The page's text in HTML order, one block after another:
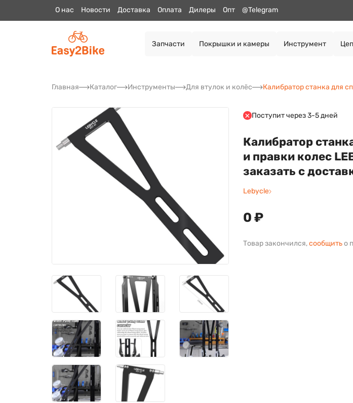
О нас Новости Доставка Оплата Дилеры Опт @Telegram
Запчасти Покрышки и камеры Инструмент
Главная Каталог Инструменты Для втулок и колёс Калибратор станка для
Поступит через 3-5 дней
Калибратор
и правки колес
заказать с
Lebycle
0 ₽
Товар закончился,сообщитьо